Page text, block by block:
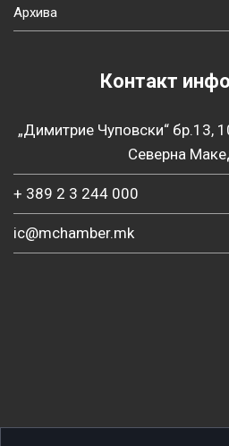
Архива
Контакт
„Димитрие Чуповски“ бр.13,
Северна
+ 389 2 3 244 000
ic@mchamber.mk